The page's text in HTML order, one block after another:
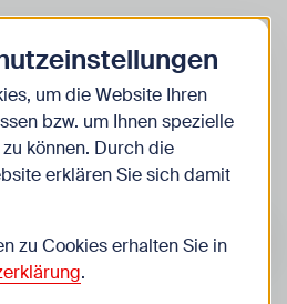
Zum
um die Website Ihren
bzw. um Ihnen spezielle
können. Durch die
erklären Sie sich damit
zu Cookies erhalten Sie in
.